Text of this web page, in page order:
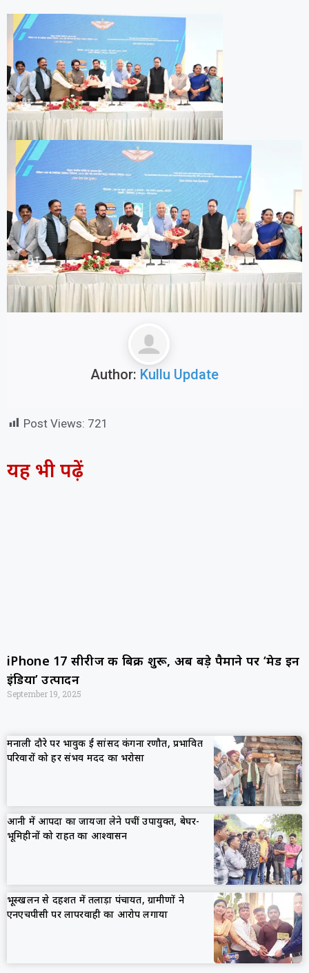
Author: Kullu Update
Post Views: 721
यह भी पढ़ें
iPhone 17 सीरीज की बिक्री शुरू, अब बड़े पैमाने पर ‘मेड इन
इंडिया’ उत्पादन
September 19, 2025
मनाली दौरे पर भावुक हुईं सांसद कंगना रणौत, प्रभावित
परिवारों को हर संभव मदद का भरोसा
आनी में आपदा का जायजा लेने पहुंचीं उपायुक्त, बेघर-
भूमिहीनों को राहत का आश्वासन
भूस्खलन से दहशत में तलाड़ा पंचायत, ग्रामीणों ने
एनएचपीसी पर लापरवाही का आरोप लगाया